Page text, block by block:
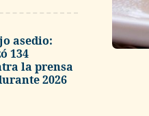
asedio:
134
la prensa
2026